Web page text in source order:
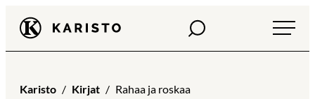
Siirry
suoraan
sisältöön
Karisto Haku
Karisto Kirjat Rahaa ja roskaa